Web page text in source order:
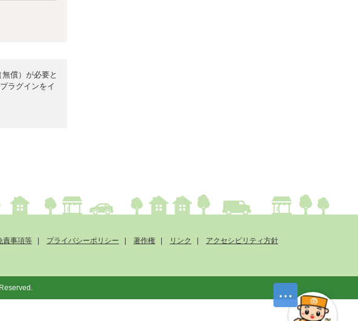
償）が必要と
ラグインをイ
責事項等 プライバシーポリシー 著作権 リンク アクセシビリティ方針